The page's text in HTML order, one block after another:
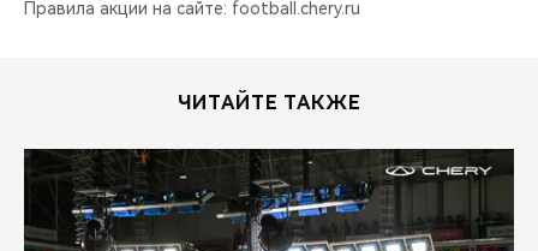
Правила акции на сайте: football.chery.ru
ЧИТАЙТЕ ТАКЖЕ